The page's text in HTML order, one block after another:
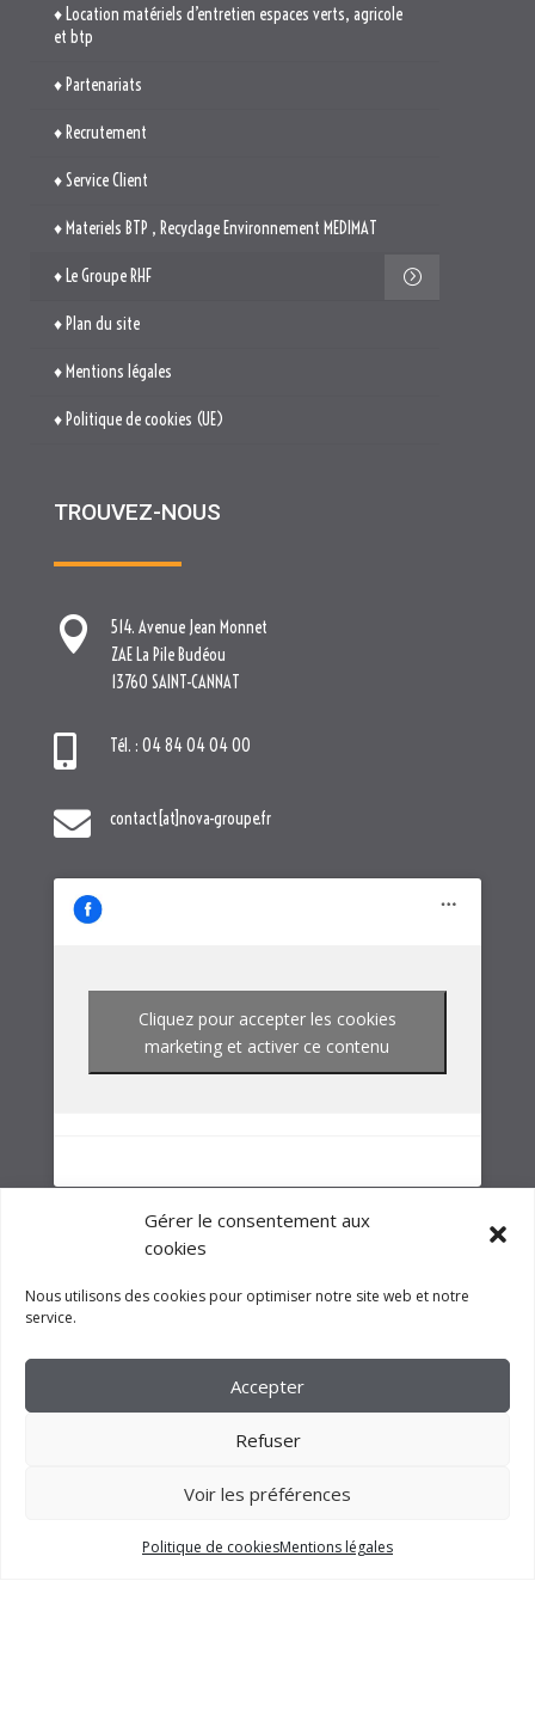
Gérer le consentement aux
cookies
Nous utilisons des cookies pour optimiser notre site web et notre
service.
Accepter
Refuser
Voir les préférences
Politique de cookiesMentions légales
♦ Materiels BTP , Recyclage Environnement MEDIMAT
♦ Le Groupe RHF
♦ Plan du site
♦ Mentions légales
♦ Politique de cookies (UE)
TROUVEZ-NOUS
514. Avenue Jean Monnet

 contact[at]nova-groupe.fr
Cliquez pour accepter les cookies
FM CRÉATION